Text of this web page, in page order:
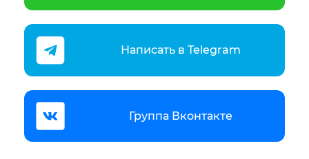
Написать в Telegram
Группа Вконтакте